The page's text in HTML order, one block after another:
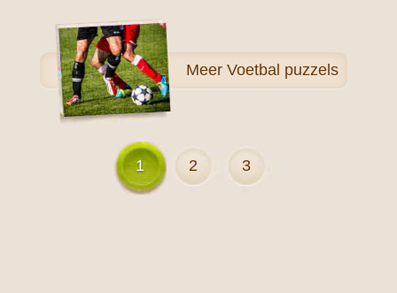
Meer Voetbal puzzels
1 2 3